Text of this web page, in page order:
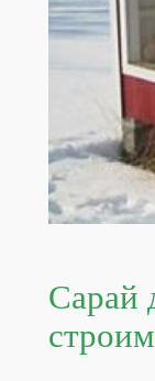
Сарай